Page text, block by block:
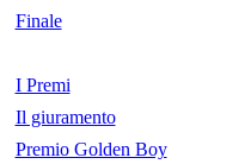
Finale
I Premi
Il giuramento
Premio Golden Boy